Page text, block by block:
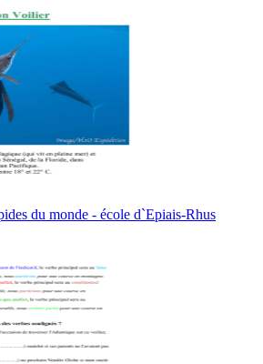
du monde - école d`Epiais-Rhus